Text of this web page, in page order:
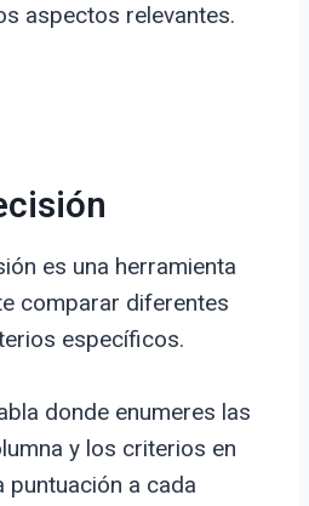
aspectos relevantes.
es una herramienta
comparar diferentes
específicos.
donde enumeres las
y los criterios en
puntuación a cada